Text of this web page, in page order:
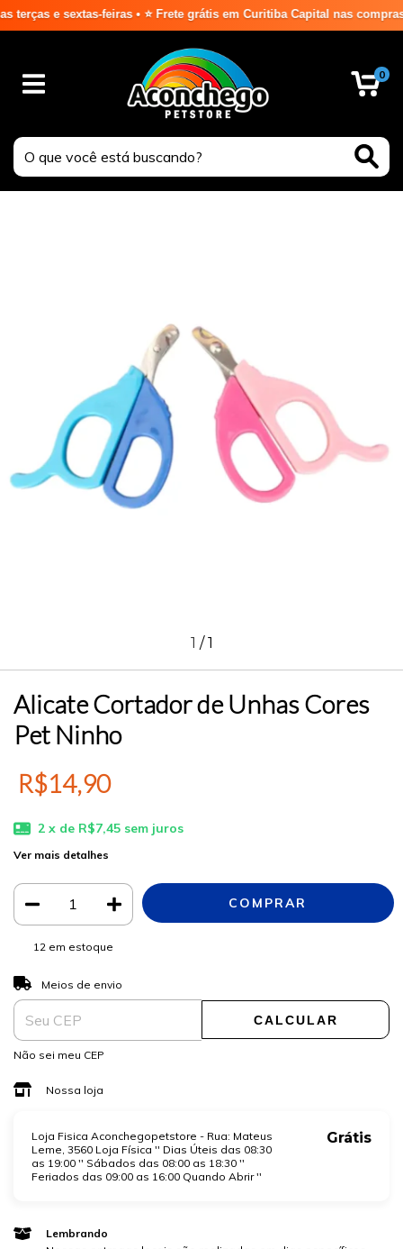
feiras • ⭐ Frete grátis em Curitiba Capital nas compras acima
0
1 /1
Alicate Cortador de Unhas Cores
Pet Ninho
R$14,90
2 x de R$7,45 sem juros
Ver mais detalhes
12em estoque
Entregas para o CEP:
Meios de envio
CALCULAR
Não sei meu CEP
Nossa loja
Loja Fisica Aconchegopetstore - Rua: Mateus
Leme, 3560 Loja Física '' Dias Úteis das 08:30
as 19:00 '' Sábados das 08:00 as 18:30 ''
Feriados das 09:00 as 16:00 Quando Abrir ''
Grátis
Lembrando